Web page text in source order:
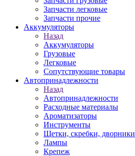
Запчасти легковые
Запчасти прочие
Аккумуляторы
Назад
Аккумуляторы
Грузовые
Легковые
Сопутствующие товары
Автопринадлежности
Назад
Автопринадлежности
Расходные материалы
Ароматизаторы
Инструменты
Щетки, скребки, дворники
Лампы
Крепеж